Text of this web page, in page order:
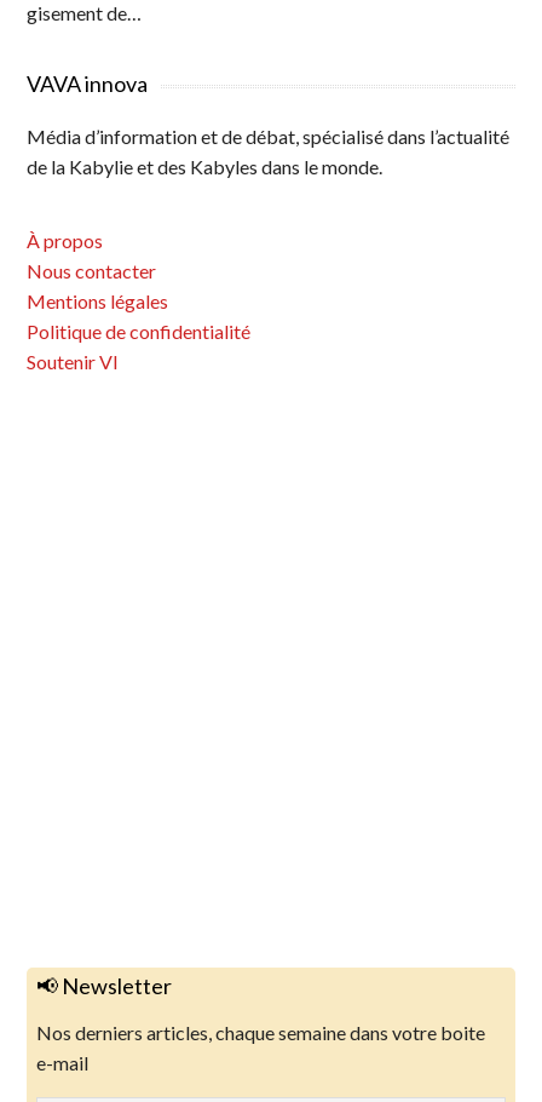
gisement de…
VAVA innova
Média d’information et de débat, spécialisé dans l’actualité
de la Kabylie et des Kabyles dans le monde.
À propos
Nous contacter
Mentions légales
Politique de confidentialité
Soutenir VI
📢 Newsletter
Nos derniers articles, chaque semaine dans votre boite
e-mail